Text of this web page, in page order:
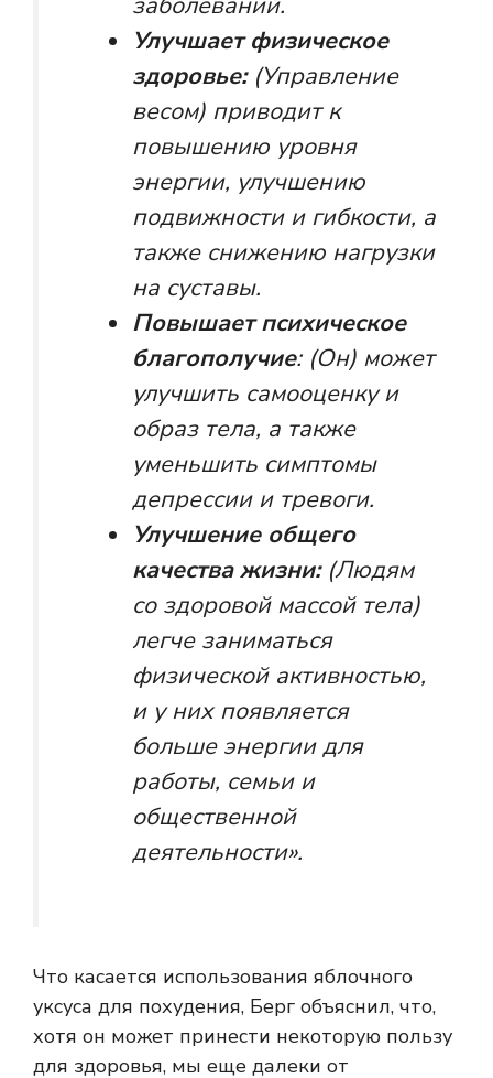
Улучшает физическое
здоровье:(Управление
весом) приводит к
повышению уровня
энергии, улучшению
подвижности и гибкости, а
также снижению нагрузки
на суставы.
Повышает психическое
благополучие: (Он) может
улучшить самооценку и
образ тела, а также
уменьшить симптомы
депрессии и тревоги.
Улучшение общего
качества жизни: (Людям
со здоровой массой тела)
легче заниматься
физической активностью,
и у них появляется
больше энергии для
работы, семьи и
общественной
деятельности».
Что касается использования яблочного
уксуса для похудения, Берг объяснил, что,
хотя он может принести некоторую пользу
для здоровья, мы еще далеки от